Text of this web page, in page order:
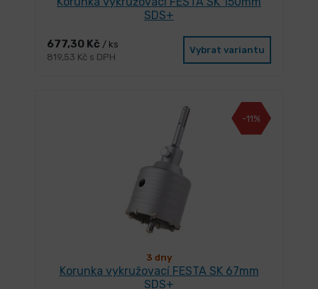
SDS+
677,30 Kč / ks
819,53 Kč s DPH
Vybrat variantu
-11%
3 dny
Korunka vykružovací FESTA SK 67mm
SDS+